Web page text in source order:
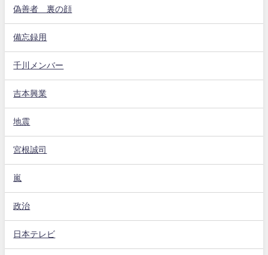
偽善者 裏の顔
備忘録用
千川メンバー
吉本興業
地震
宮根誠司
嵐
政治
日本テレビ